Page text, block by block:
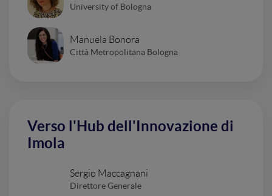
University of Bologna
Manuela Bonora
Città Metropolitana Bologna
Verso l'Hub dell'Innovazione di
Imola
Sergio Maccagnani
Direttore Generale